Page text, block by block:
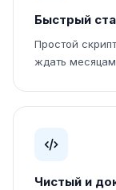
Быстрый
Простой
ждать
Чистый и